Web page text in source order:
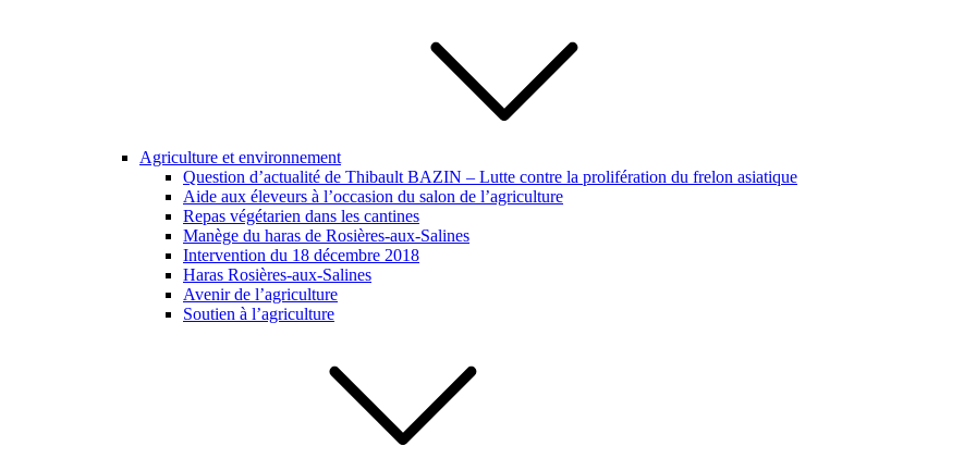
Agriculture et environnement
Question d’actualité de Thibault BAZIN – Lutte contre la prolifération du frelon asiatique
Aide aux éleveurs à l’occasion du salon de l’agriculture
Repas végétarien dans les cantines
Manège du haras de Rosières-aux-Salines
Intervention du 18 décembre 2018
Haras Rosières-aux-Salines
Avenir de l’agriculture
Soutien à l’agriculture